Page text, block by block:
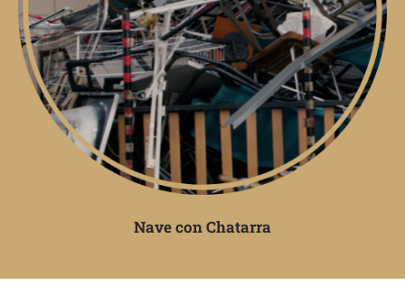
Nave con Chatarra